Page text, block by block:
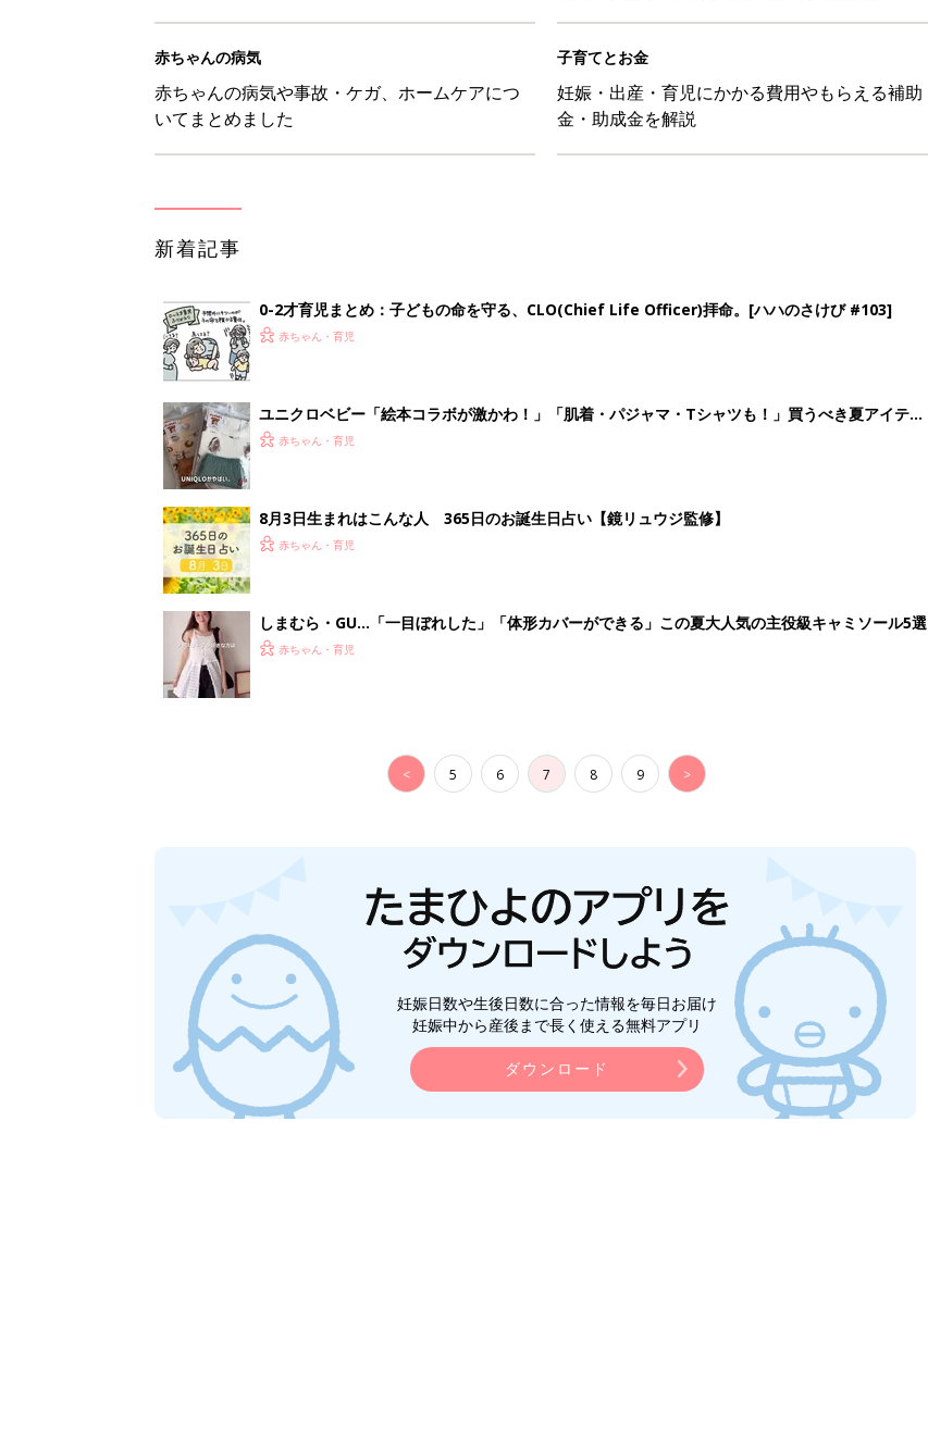
赤ちゃんの病気
赤ちゃんの病気や事故・ケガ、ホームケアにつ
いてまとめました
子育てとお金
妊娠・出産・育児にかかる費用やもらえる補助
金・助成金を解説
新着記事
0-2才育児まとめ：子どもの命を守る、CLO(Chief Life Officer)拝命。[ハハのさけび #103]
赤ちゃん・育児
ユニクロベビー「絵本コラボが激かわ！」「肌着・パジャマ・Tシャツも！」買うべき夏アイテム
5選赤ちゃん・育児
8月3日生まれはこんな人 365日のお誕生日占い【鏡リュウジ監修】
赤ちゃん・育児
しまむら・GU…「一目ぼれした」「体形カバーができる」この夏大人気の主役級キャミソール5選
赤ちゃん・育児
< 5 6 7 8 9 >
妊娠日数や生後日数に合った情報を毎日お届け
妊娠中から産後まで長く使える無料アプリ
ダウンロード